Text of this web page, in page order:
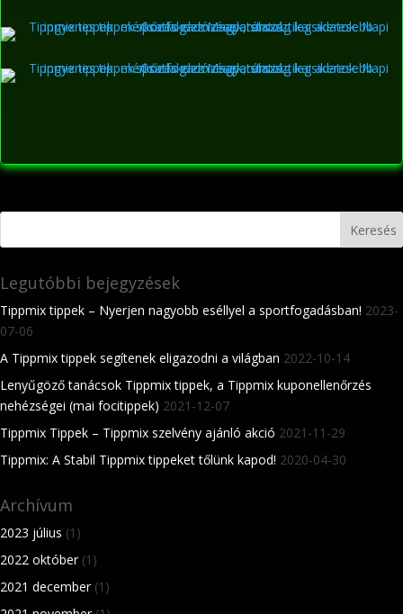
Legutóbbi bejegyzések
Tippmix tippek – Nyerjen nagyobb eséllyel a sportfogadásban! 2023-
07-06
A Tippmix tippek segítenek eligazodni a világban 2022-10-14
Lenyűgöző tanácsok Tippmix tippek, a Tippmix kuponellenőrzés
nehézségei (mai focitippek) 2021-12-07
Tippmix Tippek – Tippmix szelvény ajánló akció 2021-11-29
Tippmix: A Stabil Tippmix tippeket tőlünk kapod! 2020-04-30
Archívum
2023 július (1)
2022 október(1)
2021 december(1)